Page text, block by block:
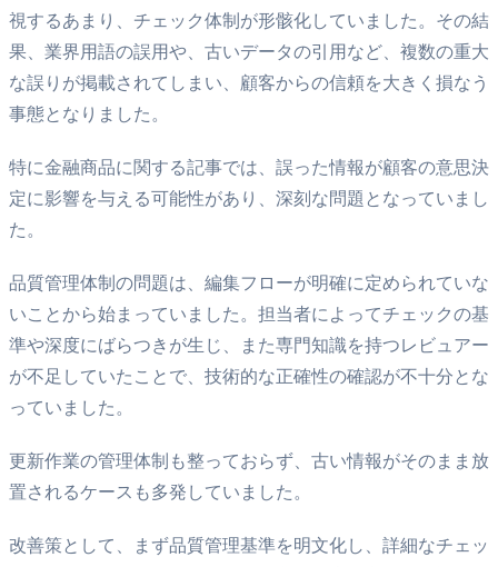
視するあまり、チェック体制が形骸化していました。その結
果、業界用語の誤用や、古いデータの引用など、複数の重大
な誤りが掲載されてしまい、顧客からの信頼を大きく損なう
事態となりました。
特に金融商品に関する記事では、誤った情報が顧客の意思決
定に影響を与える可能性があり、深刻な問題となっていまし
た。
品質管理体制の問題は、編集フローが明確に定められていな
いことから始まっていました。担当者によってチェックの基
準や深度にばらつきが生じ、また専門知識を持つレビュアー
が不足していたことで、技術的な正確性の確認が不十分とな
っていました。
更新作業の管理体制も整っておらず、古い情報がそのまま放
置されるケースも多発していました。
改善策として、まず品質管理基準を明文化し、詳細なチェッ